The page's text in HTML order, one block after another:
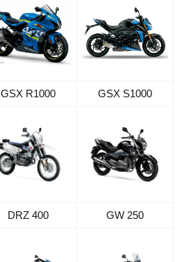
GSX R1000 GSX S1000
DRZ 400 GW 250